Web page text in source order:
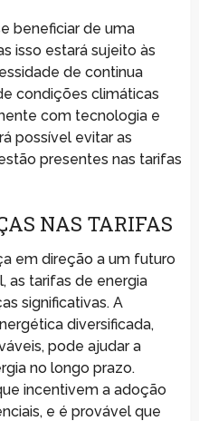
beneficiar de uma
isso estará sujeito às
de continua
condições climáticas
com tecnologia e
possível evitar as
presentes nas tarifas
NAS TARIFAS
em direção a um futuro
as tarifas de energia
significativas. A
diversificada,
pode ajudar a
no longo prazo.
incentivem a adoção
e é provável que